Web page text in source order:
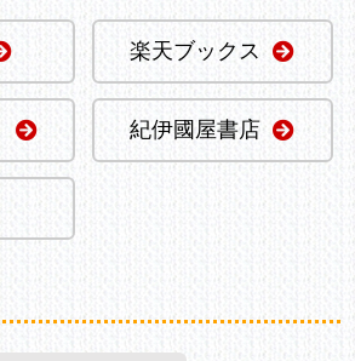
楽天ブックス
紀伊國屋書店